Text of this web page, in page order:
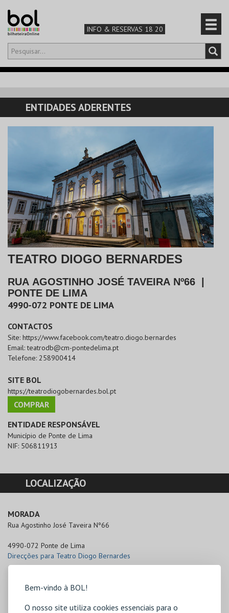
Bem-vindo à BOL!
O nosso site utiliza cookies essenciais para o
INFO & RESERVAS 18 20
Olá,iniciar sessão
CARRINHO
TEATRO & ARTE
MÚSICA & FESTIVAIS
DESPORTO & AVENTURA
ENTIDADES ADERENTES
TEATRO DIOGO BERNARDES
RUA AGOSTINHO JOSÉ TAVEIRA Nº66
PONTE DE LIMA
4990-072 PONTE DE LIMA
CONTACTOS
Site: https://www.facebook.com/teatro.diogo.bernardes
Email:teatrodb@cm-pontedelima.pt
Telefone: 258900414
SITE BOL
https://teatrodiogobernardes.bol.pt
COMPRAR
ENTIDADE RESPONSÁVEL
Município de Ponte de Lima
NIF: 506811913
LOCALIZAÇÃO
MORADA
Rua Agostinho José Taveira Nº66
4990-072 Ponte de Lima
Direcções para Teatro Diogo Bernardes